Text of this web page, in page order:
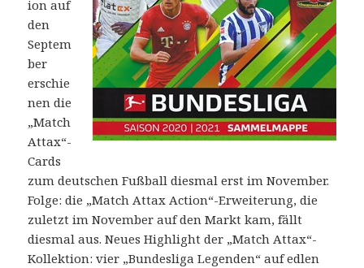
ion auf
den
Septem
ber
erschie
nen die
„Match
Attax“-
Cards
zum deutschen Fußball diesmal erst im November.
Folge: die „Match Attax Action“-Erweiterung, die
zuletzt im November auf den Markt kam, fällt
diesmal aus. Neues Highlight der „Match Attax“-
Kollektion: vier „Bundesliga Legenden“ auf edlen